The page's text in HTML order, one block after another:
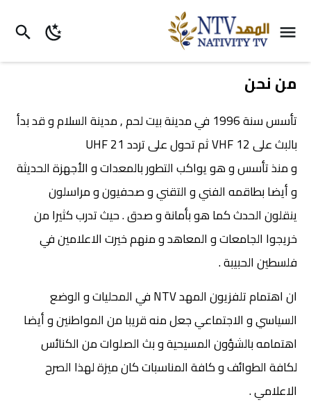
من نحن
تأسس سنة 1996 في مدينة بيت لحم , مدينة السلام و قد بدأ
بالبث على VHF 12 ثم تحول على تردد 21 UHF
و منذ تأسس و هو يواكب التطور بالمعدات و الأجهزة الحديثة
و أيضا بطاقمه الفني و التقني و صحفيون و مراسلون
ينقلون الحدث كما هو بأمانة و صدق . حيث تدرب كثيرا من
خريجوا الجامعات و المعاهد و منهم خيرت الاعلامين في
فلسطين الحبيبة .
ان اهتمام تلفزيون المهد NTV في المحليات و الوضع
السياسي و الاجتماعي جعل منه قريبا من المواطنين و أيضا
اهتمامه بالشؤون المسيحية و بث الصلوات من الكنائس
لكافة الطوائف و كافة المناسبات كان ميزة لهذا الصرح
الاعلامي .